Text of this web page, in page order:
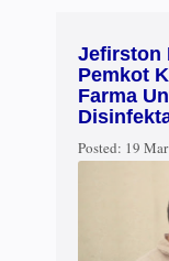
Jefirston
Pemkot
Farma
Posted: 19